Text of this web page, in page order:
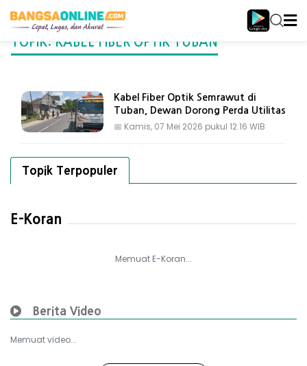
TOPIK: KABEL FIBER OPTIK TUBAN
Kabel Fiber Optik Semrawut di
Tuban, Dewan Dorong Perda Utilitas
📅 Kamis, 07 Mei 2026 pukul 12:16 WIB
Topik Terpopuler
E-Koran
Memuat E-Koran...
Berita Video
Memuat video...